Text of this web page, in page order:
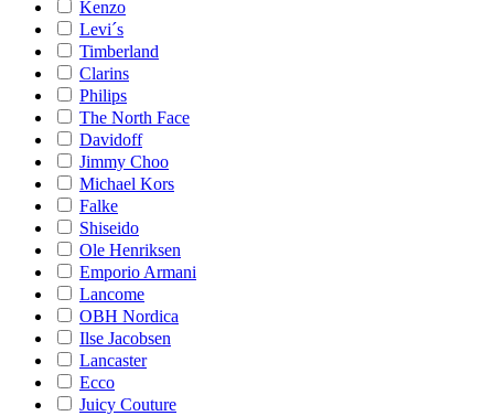
Kenzo
Levi´s
Timberland
Clarins
Philips
The North Face
Davidoff
Jimmy Choo
Michael Kors
Falke
Shiseido
Ole Henriksen
Emporio Armani
Lancome
OBH Nordica
Ilse Jacobsen
Lancaster
Ecco
Juicy Couture